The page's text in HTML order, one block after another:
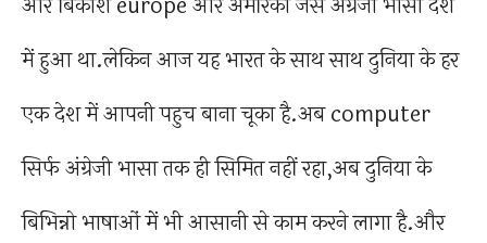
में हुआ था.लेकिन आज यह भारत के साथ साथ दुनिया के हर
एक देश में आपनी पहुच बाना चूका है.अब computer
सिर्फ अंग्रेजी भासा तक ही सिमित नहीं रहा,अब दुनिया के
बिभिन्नो भाषाओं में भी आसानी से काम करने लागा है.और